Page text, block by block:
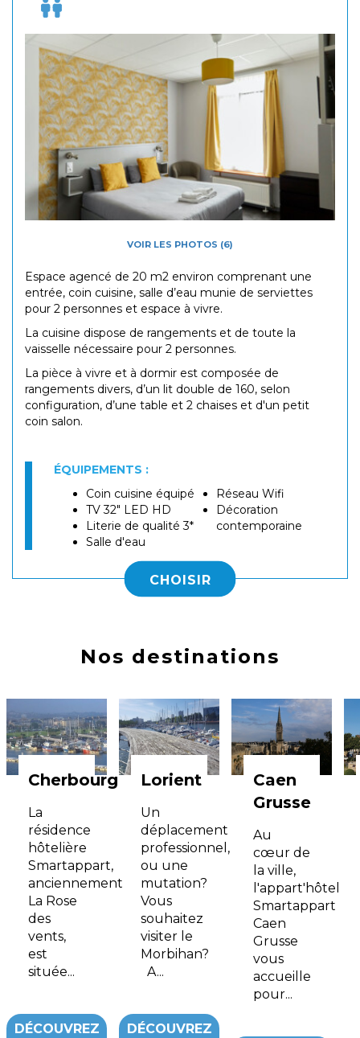
VOIR LES PHOTOS (6)
Espace agencé de 20 m2 environ comprenant une
entrée, coin cuisine, salle d’eau munie de serviettes
pour 2 personnes et espace à vivre.
La cuisine dispose de rangements et de toute la
vaisselle nécessaire pour 2 personnes.
La pièce à vivre et à dormir est composée de
rangements divers, d’un lit double de 160, selon
configuration, d’une table et 2 chaises et d'un petit
coin salon.
ÉQUIPEMENTS :
Coin cuisine équipé
TV 32" LED HD
Literie de qualité 3*
Salle d'eau
Réseau Wifi
Décoration
contemporaine
CHOISIR
Nos destinations
Cherbourg
La
résidence
hôtelière
Smartappart,
anciennement
La Rose
des
vents,
est
située...
DÉCOUVREZ
Lorient
Un
déplacement
professionnel,
ou une
mutation?
Vous
souhaitez
visiter le
Morbihan?
A...
DÉCOUVREZ
Caen
Grusse
Au
cœur de
la ville,
l'appart'hôtel
Smartappart
Caen
Grusse
vous
accueille
pour...